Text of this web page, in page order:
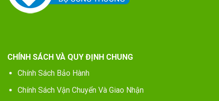
CHÍNH SÁCH VÀ QUY ĐỊNH CHUNG
Chính Sách Bảo Hành
Chính Sách Vận Chuyển Và Giao Nhận